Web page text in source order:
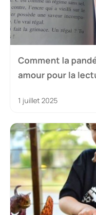
Comment la
amour pour la
1 juillet 2025